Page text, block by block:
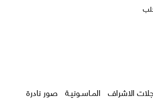
الاشراف المـاسـونيـة صور نادرة